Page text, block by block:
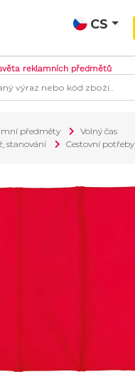
CS
reklamních předmětů
předměty
Volný čas
stanování
Cestovní potřeby